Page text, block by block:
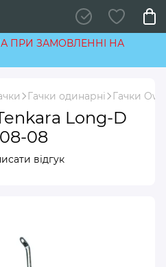
ПРИ ЗАМОВЛЕННІ НА
Гачки одинарні Гачки
Long-D
08
відгук